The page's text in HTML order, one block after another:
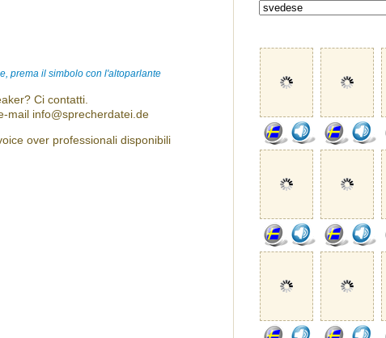
prema il simbolo con l'altoparlante
Ci contatti.
mail info@sprecherdatei.de
over professionali disponibili